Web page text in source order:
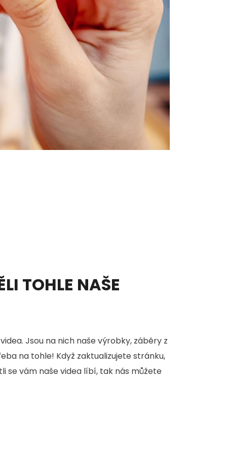
TOHLE NAŠE
Jsou na nich naše výrobky, záběry z
na tohle! Když zaktualizujete stránku,
se vám naše videa líbí, tak nás můžete